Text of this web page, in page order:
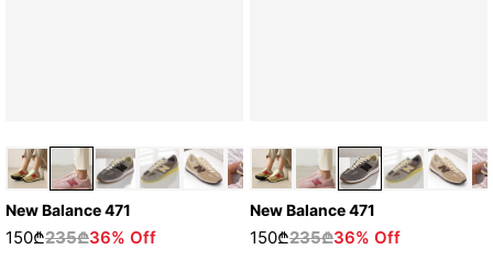
New Balance 471
150₾235₾36% Off
New Balance 471
150₾235₾36% Off